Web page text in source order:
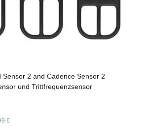
Sensor 2 and Cadence Sensor 2
und Trittfrequenzsensor
€